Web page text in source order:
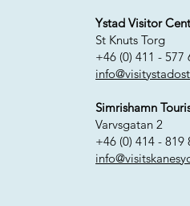
Ystad Visitor
St Knuts Torg
+46 (0) 411 - 577
Simrishamn
Varvsgatan 2
+46 (0) 414 - 819